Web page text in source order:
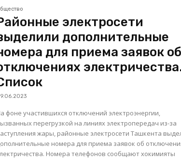
электросети
дополнительные
для приема заявок об
фоне участившихся отключений электроэнергии,
перегрузкой на линиях электропередач из-за
жары, районные электросети Ташкента
номера для приема заявок об
Номера телефонов сообщают хокимияты